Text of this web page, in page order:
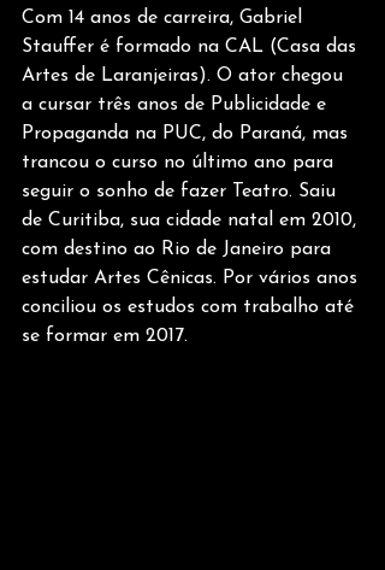
Com 14 anos de carreira, Gabriel
Stauffer é formado na CAL (Casa das
Artes de Laranjeiras). O ator chegou
a cursar três anos de Publicidade e
Propaganda na PUC, do Paraná, mas
trancou o curso no último ano para
seguir o sonho de fazer Teatro. Saiu
de Curitiba, sua cidade natal em 2010,
com destino ao Rio de Janeiro para
estudar Artes Cênicas. Por vários anos
conciliou os estudos com trabalho até
se formar em 2017.